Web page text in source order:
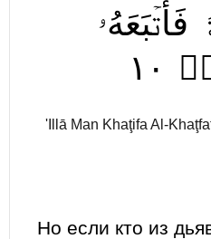
فَأَتۡبَعَهُۥ
١٠
'Illā Man Khaţifa Al-
Но если кто из